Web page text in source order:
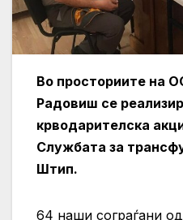
Во просториите на
Радовиш се
крводарителска
Службата за
Штип.
64 наши сограѓани